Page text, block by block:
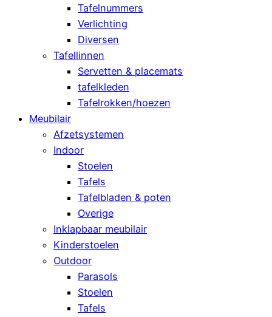
Tafelnummers
Verlichting
Diversen
Tafellinnen
Servetten & placemats
tafelkleden
Tafelrokken/hoezen
Meubilair
Afzetsystemen
Indoor
Stoelen
Tafels
Tafelbladen & poten
Overige
Inklapbaar meubilair
Kinderstoelen
Outdoor
Parasols
Stoelen
Tafels